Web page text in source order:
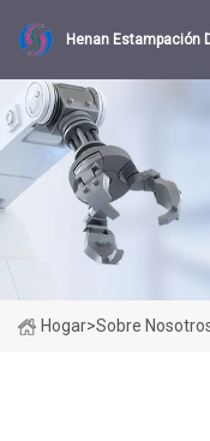
Henan Estampación
Hogar>Sobre